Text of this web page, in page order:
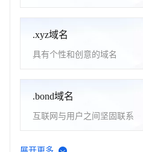
.xyz域名
具有个性和创意的域名
.bond域名
互联网与用户之间坚固联系
展开更多